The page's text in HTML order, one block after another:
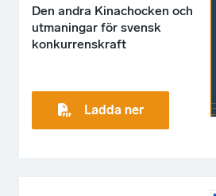
Den andra Kinachocken och
utmaningar för svensk
konkurrenskraft
Ladda ner